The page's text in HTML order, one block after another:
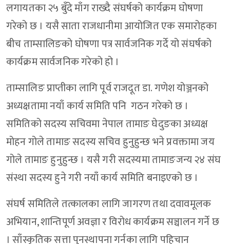
लगायतका २५ बुँदे माँग राख्दै संघर्षको कार्यक्रम घोषणा
गरेको छ । यसै साता राजधानीमा आयोजित एक समारोहका
बीच ताम्सालिङको घोषणा पत्र सार्वजनिक गर्दे यो संघर्षको
कार्यक्रम सार्वजनिक गरेको हो ।
ताम्सालिङ प्राप्तीका लागि पूर्व राजदूत डा. गणेश योञ्जनको
अध्यक्षतामा नयाँ कार्य समिति पनि गठन गरेको छ ।
समितिको सदस्य सचिवमा नेपाल तामाङ घेदुङका अध्यक्ष
मोहन गोले तामाङ सदस्य सचिव हुनुहुन्छ भने प्रवक्तामा जय
गोले तामाङ हुनुहुन्छ । यसै गरी सदस्यमा तामाङजन्य २४ संघ
संस्था सदस्य हुने गरी नयाँ कार्य समिति बनाइएको छ ।
संघर्ष समितिले तत्कालका लागि जागरण तथा दवावमूलक
अभियान, शान्तिपूर्ण अवज्ञा र विरोध कार्यक्रम सञ्चालन गर्ने छ
। साँस्कृतिक सत्ता पुनस्थापना गर्नका लागि पहिचान